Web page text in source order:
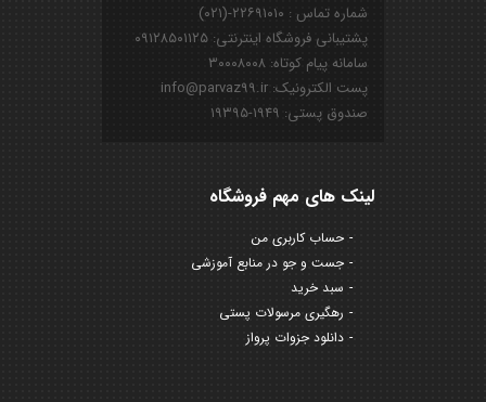
شماره تماس : ۲۲۶۹۱۰۱۰-(۰۲۱)
پشتیبانی فروشگاه اینترنتی: ۰۹۱۲۸۵۰۱۱۲۵
سامانه پیام کوتاه: ۳۰۰۰۸۰۰۸
پست الکترونیک: info@parvaz99.ir
صندوق پستی: ۱۹۴۹-۱۹۳۹۵
لینک های مهم فروشگاه
حساب کاربری من
جست و جو در منابع آموزشی
سبد خرید
رهگیری مرسولات پستی
دانلود جزوات پرواز